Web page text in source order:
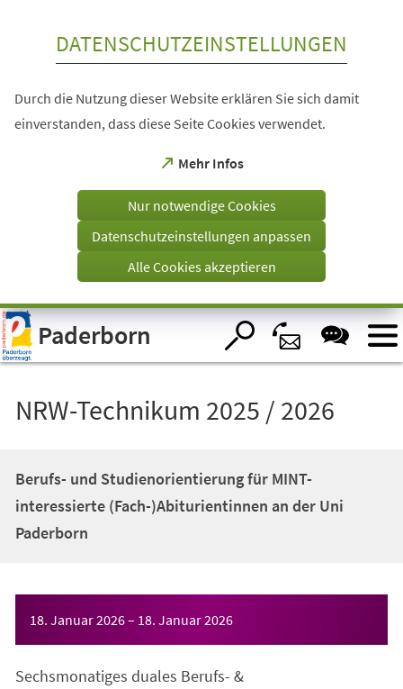
Visuelle
Assistenzsoftware
öffnen.
DATENSCHUTZEINSTELLUNGEN
Durch die Nutzung dieser Website erklären Sie sich damit
einverstanden, dass diese Seite Cookies verwendet.
Mehr Infos
(Öffnet
einem
Tab)
Nur notwendige Cookies
Datenschutzeinstellungen anpassen
Alle Cookies akzeptieren
Paderborn
NRW-Technikum 2025 / 2026
Berufs- und Studienorientierung für MINT-
interessierte (Fach-)Abiturientinnen an der Uni
Paderborn
18. Januar 2026– 18. Januar 2026
Sechsmonatiges duales Berufs- &